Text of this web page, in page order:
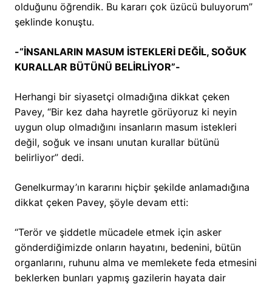
olduğunu öğrendik. Bu kararı çok üzücü buluyorum”
şeklinde konuştu.
-“İNSANLARIN MASUM İSTEKLERİ DEĞİL, SOĞUK
KURALLAR BÜTÜNÜ BELİRLİYOR”-
Herhangi bir siyasetçi olmadığına dikkat çeken
Pavey, “Bir kez daha hayretle görüyoruz ki neyin
uygun olup olmadığını insanların masum istekleri
değil, soğuk ve insanı unutan kurallar bütünü
belirliyor” dedi.
Genelkurmay’ın kararını hiçbir şekilde anlamadığına
dikkat çeken Pavey, şöyle devam etti:
“Terör ve şiddetle mücadele etmek için asker
gönderdiğimizde onların hayatını, bedenini, bütün
organlarını, ruhunu alma ve memlekete feda etmesini
beklerken bunları yapmış gazilerin hayata dair